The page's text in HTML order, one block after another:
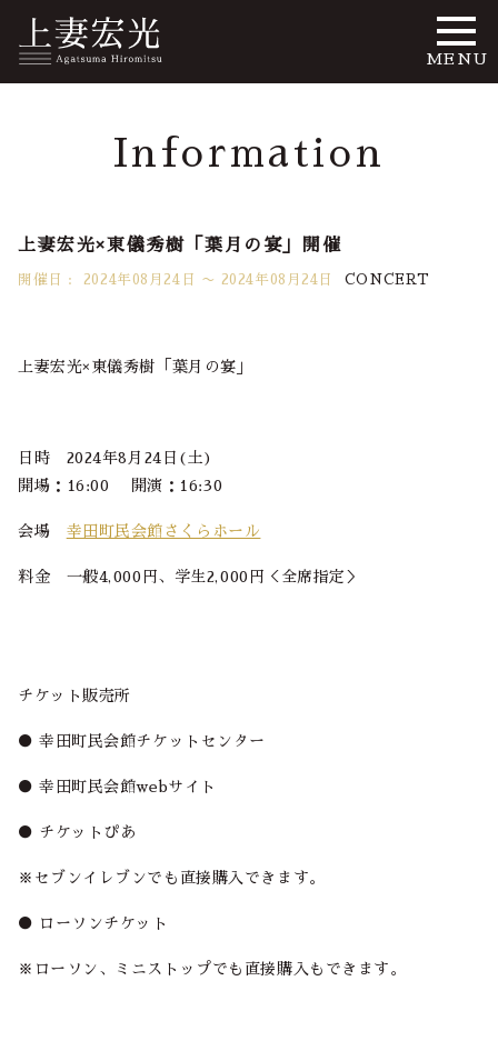
MENU
Information
上妻宏光×東儀秀樹「葉月の宴」開催
開催日 : 2024年08月24日 〜 2024年08月24日 CONCERT
上妻宏光×東儀秀樹「葉月の宴」
日時 2024年8月24日(土)
開場：16:00 開演：16:30
会場 幸田町民会館さくらホール
料金 一般4,000円、学生2,000円＜全席指定＞
チケット販売所
● 幸田町民会館チケットセンター
● 幸田町民会館webサイト
● チケットぴあ
※セブンイレブンでも直接購入できます。
● ローソンチケット
※ローソン、ミニストップでも直接購入もできます。